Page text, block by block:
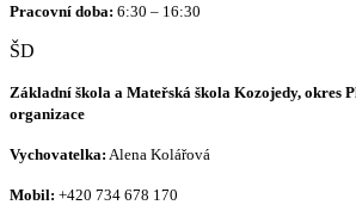
Pracovní doba: 6:30 – 16:30
ŠD
Základní škola a Mateřská škola Kozojedy, okres
organizace
Vychovatelka: Alena Kolářová
Mobil: +420 734 678 170